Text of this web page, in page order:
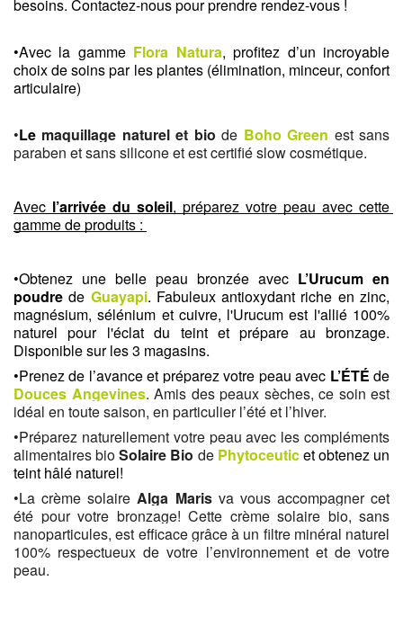
besoins. Contactez-nous pour prendre rendez-vous !
•Avec la gamme Flora Natura, profitez d’un incroyable
choix de soins par les plantes (élimination, minceur, confort
articulaire)
•Le maquillage naturel et bio de Boho Green est sans
paraben et sans silicone et est certifié slow cosmétique.
Avec l’arrivée du soleil, préparez votre peau avec cette
gamme de produits :
•Obtenez une belle peau bronzée avec L’Urucum en
poudre de Guayapi. Fabuleux antioxydant riche en zinc,
magnésium, sélénium et cuivre, l'Urucum est l'allié 100%
naturel pour l'éclat du teint et prépare au bronzage.
Disponible sur les 3 magasins.
•Prenez de l’avance et préparez votre peau avec L’ÉTÉ
Douces Angevines. Amis des peaux sèches, ce soin est
idéal en toute saison, en particulier l’été et l’hiver.
•Préparez naturellement votre peau avec les compléments
alimentaires bio Solaire Bio de Phytoceuticet obtenez un
teint hâlé naturel!
•La crème solaire Alga Maris va vous accompagner cet
été pour votre bronzage! Cette crème solaire bio, sans
nanoparticules, est efficace grâce à un filtre minéral naturel
100% respectueux de votre l’environnement et de votre
peau.